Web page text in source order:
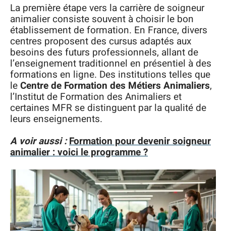
La première étape vers la carrière de soigneur
animalier consiste souvent à choisir le bon
établissement de formation. En France, divers
centres proposent des cursus adaptés aux
besoins des futurs professionnels, allant de
l’enseignement traditionnel en présentiel à des
formations en ligne. Des institutions telles que
leCentre de Formation des Métiers Animaliers,
l’Institut de Formation des Animaliers et
certaines MFR se distinguent par la qualité de
leurs enseignements.
A voir aussi :Formation pour devenir soigneur
animalier : voici le programme ?